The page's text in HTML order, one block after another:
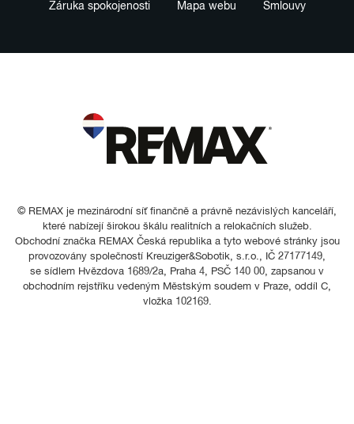
Záruka spokojenosti Mapa webu Smlouvy
© REMAX je mezinárodní síť finančně a právně nezávislých kanceláří,
které nabízejí širokou škálu realitních a relokačních služeb.
Obchodní značka REMAX Česká republika a tyto webové stránky jsou
provozovány společností Kreuziger&Sobotik, s.r.o., IČ 27177149,
se sídlem Hvězdova 1689/2a, Praha 4, PSČ 140 00, zapsanou v
obchodním rejstříku vedeným Městským soudem v Praze, oddíl C,
vložka 102169.